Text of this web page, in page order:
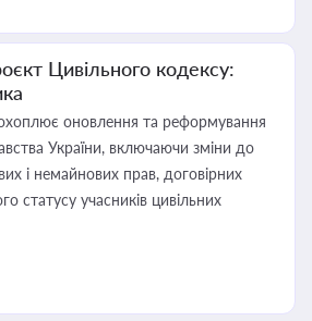
Цивільного кодексу:
оновлення та реформування
України, включаючи зміни до
і немайнових прав, договірних
статусу учасників цивільних